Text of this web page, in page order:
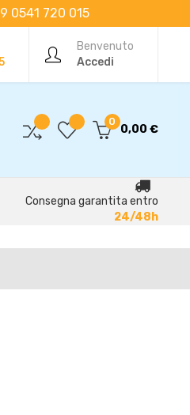
0541 720 015
Benvenuto
Accedi
0
0,00 €
Consegna garantita entro
24/48h